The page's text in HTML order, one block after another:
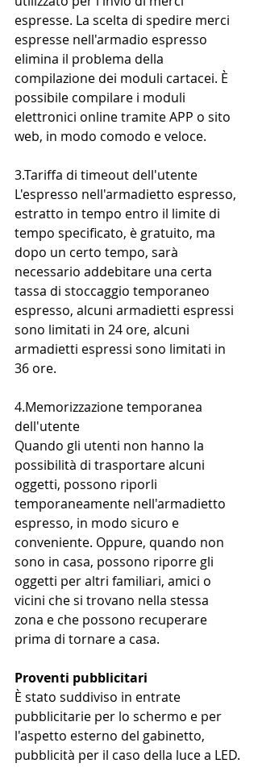
espresse. La scelta di spedire merci
espresse nell'armadio espresso
elimina il problema della
compilazione dei moduli cartacei. È
possibile compilare i moduli
elettronici online tramite APP o sito
web, in modo comodo e veloce.
3.Tariffa di timeout dell'utente
L'espresso nell'armadietto espresso,
estratto in tempo entro il limite di
tempo specificato, è gratuito, ma
dopo un certo tempo, sarà
necessario addebitare una certa
tassa di stoccaggio temporaneo
espresso, alcuni armadietti espressi
sono limitati in 24 ore, alcuni
armadietti espressi sono limitati in
36 ore.
4.Memorizzazione temporanea
dell'utente
Quando gli utenti non hanno la
possibilità di trasportare alcuni
oggetti, possono riporli
temporaneamente nell'armadietto
espresso, in modo sicuro e
conveniente. Oppure, quando non
sono in casa, possono riporre gli
oggetti per altri familiari, amici o
vicini che si trovano nella stessa
zona e che possono recuperare
prima di tornare a casa.
Proventi pubblicitari
È stato suddiviso in entrate
pubblicitarie per lo schermo e per
l'aspetto esterno del gabinetto,
pubblicità per il caso della luce a LED.